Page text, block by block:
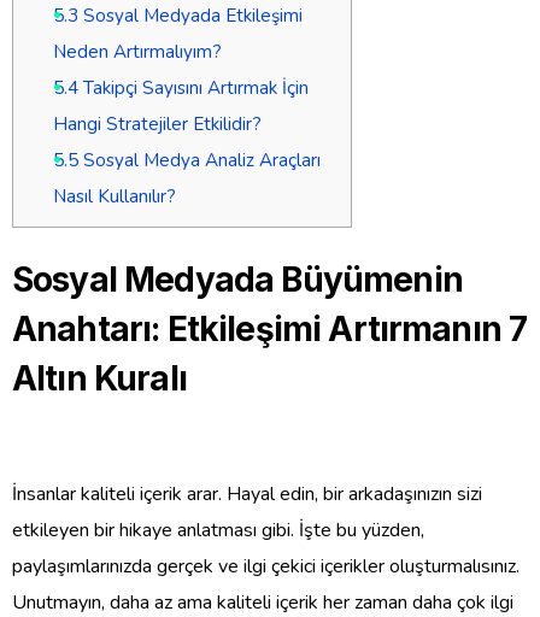
5.3 Sosyal Medyada Etkileşimi
Neden Artırmalıyım?
5.4Takipçi Sayısını Artırmak İçin
Hangi Stratejiler Etkilidir?
5.5Sosyal Medya Analiz Araçları
Nasıl Kullanılır?
Sosyal Medyada Büyümenin
Anahtarı: Etkileşimi Artırmanın 7
Altın Kuralı
İnsanlar kaliteli içerik arar. Hayal edin, bir arkadaşınızın sizi
etkileyen bir hikaye anlatması gibi. İşte bu yüzden,
paylaşımlarınızda gerçek ve ilgi çekici içerikler oluşturmalısınız.
Unutmayın, daha az ama kaliteli içerik her zaman daha çok ilgi